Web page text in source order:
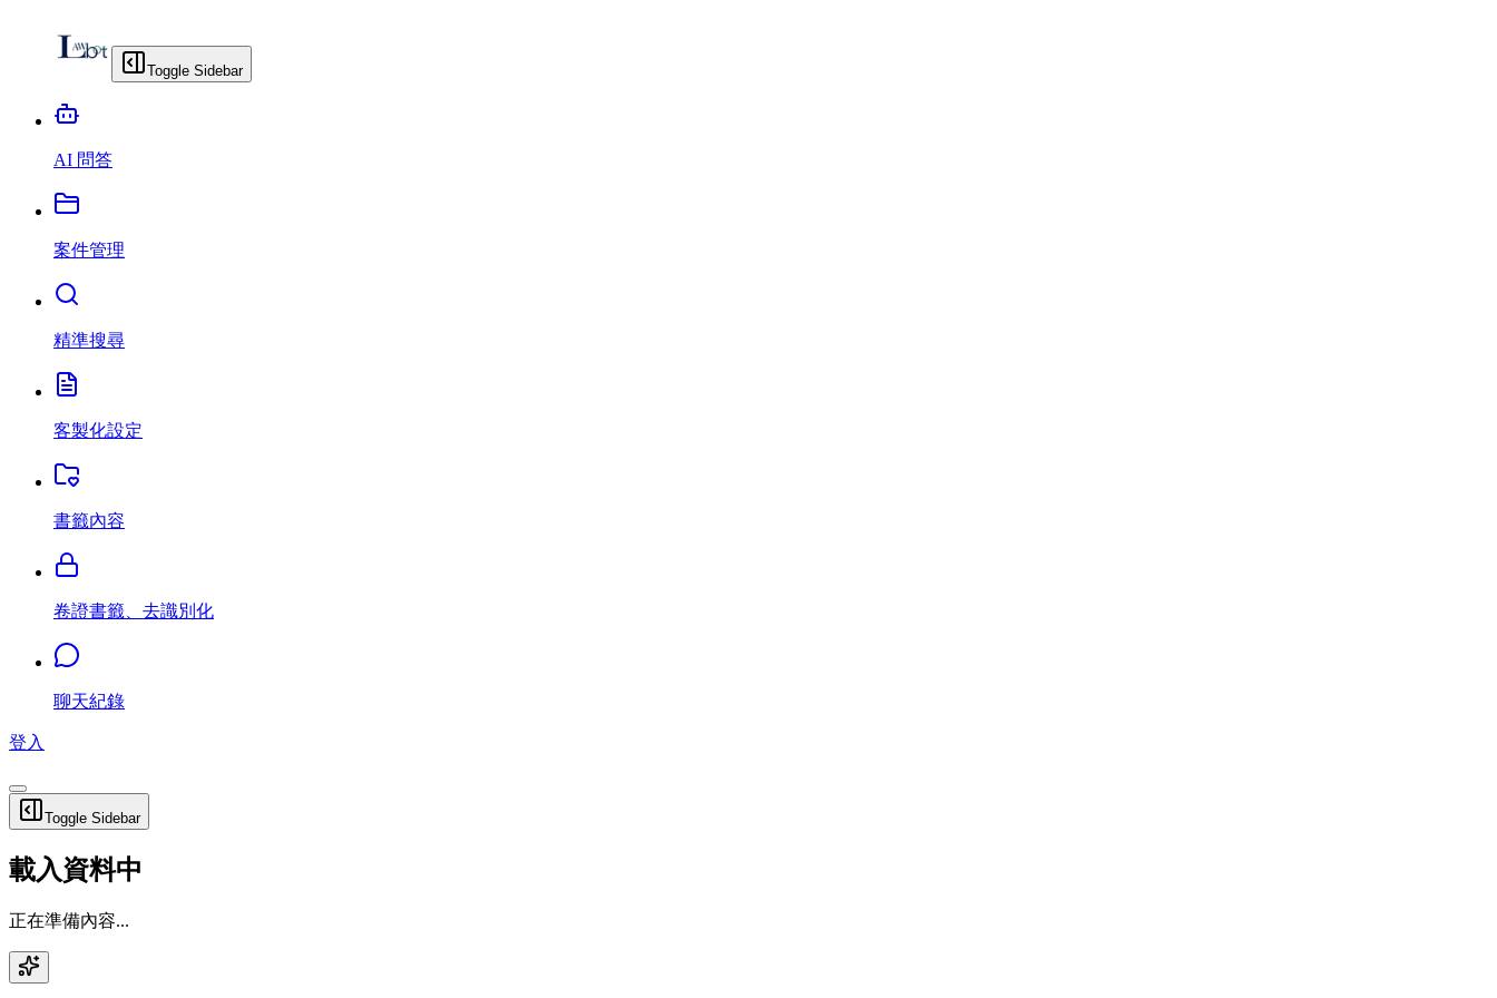
Toggle Sidebar
AI 問答
案件管理
精準搜尋
客製化設定
書籤內容
卷證書籤、去識別化
聊天紀錄
登入
Toggle Sidebar
載入資料中
正在準備內容...